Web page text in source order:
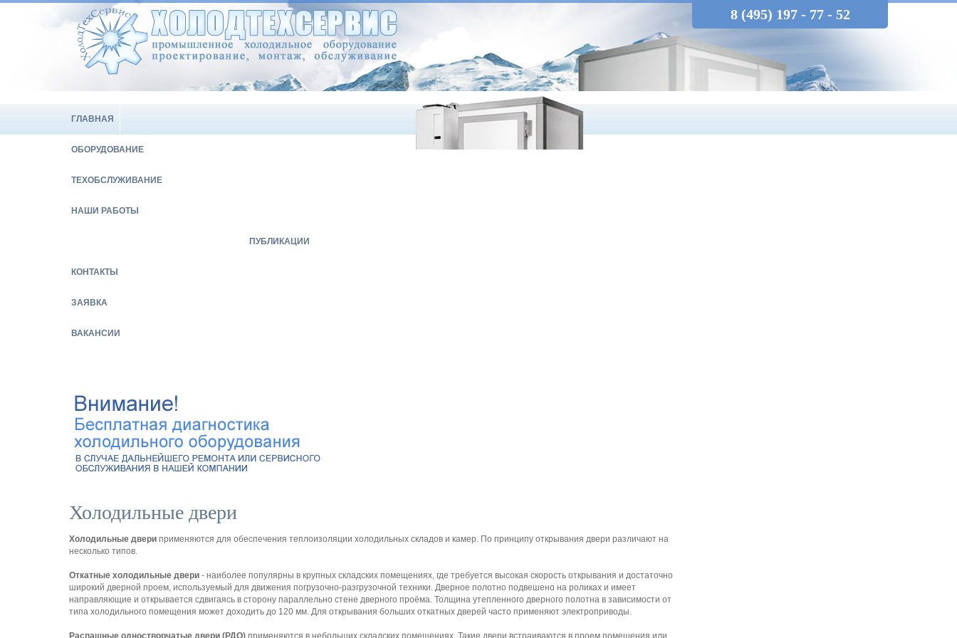
8 (495) 197 - 77 - 52
ГЛАВНАЯ
ОБОРУДОВАНИЕ
ТЕХОБСЛУЖИВАНИЕ
НАШИ РАБОТЫ
ПУБЛИКАЦИИ
КОНТАКТЫ
ЗАЯВКА
ВАКАНСИИ
Холодильные двери
Холодильные двери применяются для обеспечения теплоизоляции холодильных складов и камер. По принципу открывания двери различают на
несколько типов.
Откатные холодильные двери - наиболее популярны в крупных складских помещениях, где требуется высокая скорость открывания и достаточно
широкий дверной проем, используемый для движения погрузочно-разгрузочной техники. Дверное полотно подвешено на роликах и имеет
направляющие и открывается сдвигаясь в сторону параллельно стене дверного проёма. Толщина утепленного дверного полотна в зависимости от
типа холодильного помещения может доходить до 120 мм. Для открывания больших откатных дверей часто применяют электроприводы.